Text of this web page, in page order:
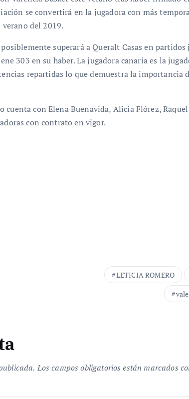
se convertirá en la jugadora con más
del 2019.
superará a Queralt Casas en partidos
303 en su haber. La jugadora canaria es la
repartidas lo que demuestra la importancia
con Elena Buenavida, Alicia Flórez,
con contrato en vigor.
LETICIA ROMERO
Los campos obligatorios están marcados